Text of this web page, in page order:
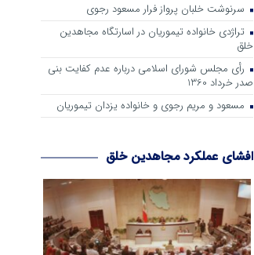
سرنوشت خلبان پرواز فرار مسعود رجوی
تراژدی خانواده تیموریان در اسارتگاه مجاهدین
خلق
رأی مجلس شورای اسلامی درباره عدم كفایت بنی
صدر خرداد 1360
مسعود و مریم رجوی و خانواده یزدان تیموریان
افشای عملکرد مجاهدین خلق